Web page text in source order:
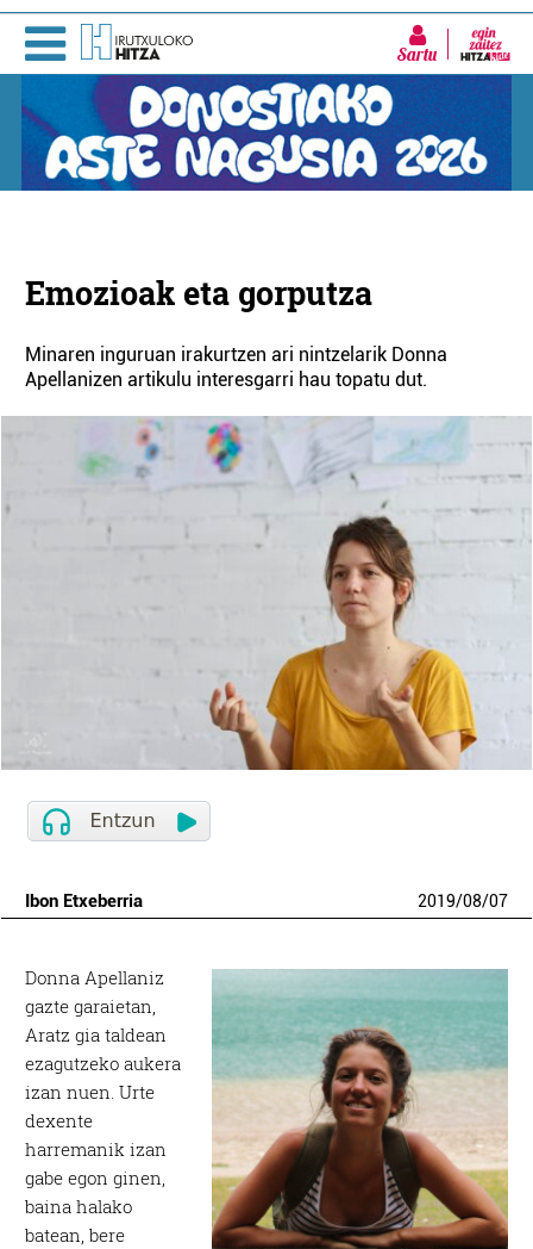
Sartu
Emozioak eta gorputza
Minaren inguruan irakurtzen ari nintzelarik Donna
Apellanizen artikulu interesgarri hau topatu dut.
Ibon Etxeberria 2019/08/07
Donna Apellaniz
gazte garaietan,
Aratz gia taldean
ezagutzeko aukera
izan nuen. Urte
dexente
harremanik izan
gabe egon ginen,
baina halako
batean, bere